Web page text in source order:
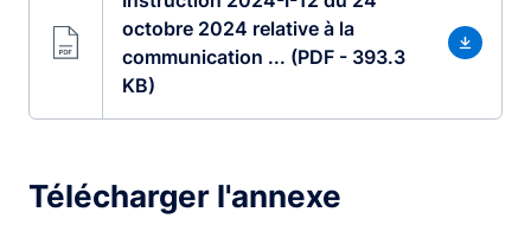
octobre 2024 relative à la
communication ... (PDF - 393.3
KB)
Télécharger l'annexe